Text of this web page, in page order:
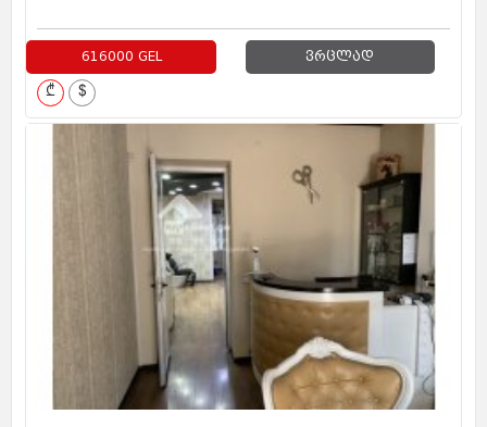
616000 GEL ვრცლად
₾ $